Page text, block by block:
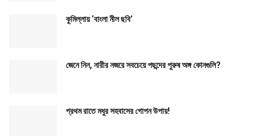
কুমিল্লায় ‘বাংলা নীল ছবি’
জেনে নিন, নারীর নজরে সবচেয়ে পছন্দের পুরুষ অঙ্গ কোনগুলি?
প্রথম রাতে মধুর সহবাসের গোপন উপায়!